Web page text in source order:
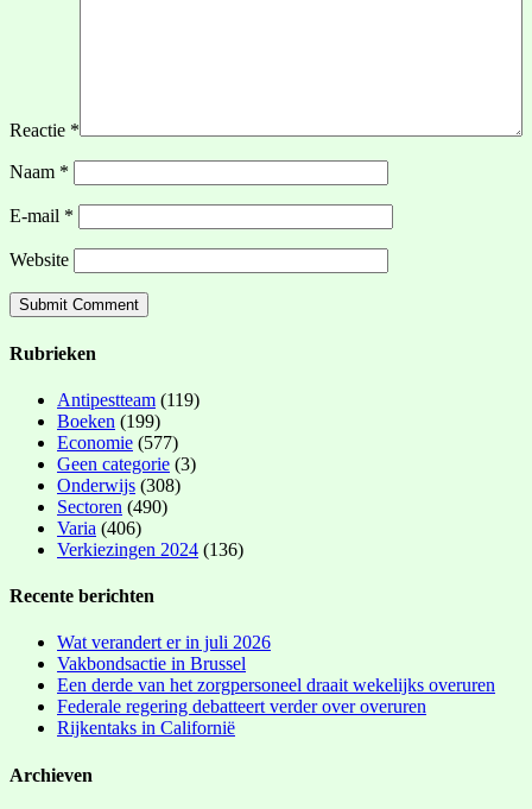
Reactie *
Naam *
E-mail *
Website
Rubrieken
Antipestteam (119)
Boeken (199)
Economie (577)
Geen categorie (3)
Onderwijs (308)
Sectoren (490)
Varia (406)
Verkiezingen 2024 (136)
Recente berichten
Wat verandert er in juli 2026
Vakbondsactie in Brussel
Een derde van het zorgpersoneel draait wekelijks overuren
Federale regering debatteert verder over overuren
Rijkentaks in Californië
Archieven